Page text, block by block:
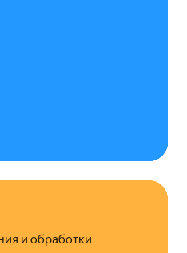
и обработки